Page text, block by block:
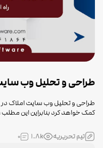
طراحی و تحلیل وب
طراحی و تحلیل وب سایت املاک
کمک خواهد کرد بنابراین این مطلب
تیم تحریریه 1.8k
0